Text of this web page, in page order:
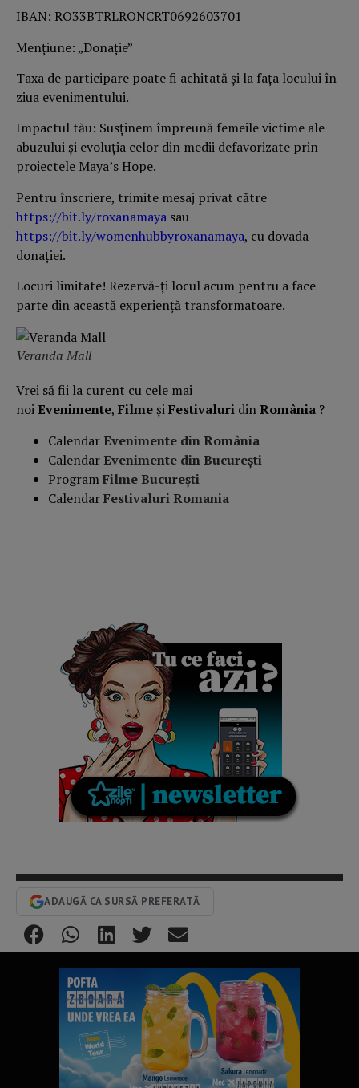
IBAN: RO33BTRLRONCRT0692603701
Mențiune: „Donație”
Taxa de participare poate fi achitată și la fața locului în
ziua evenimentului.
Impactul tău: Susținem împreună femeile victime ale
abuzului și evoluția celor din medii defavorizate prin
proiectele Maya’s Hope.
Pentru înscriere, trimite mesaj privat către
https://bit.ly/roxanamaya sau
https://bit.ly/womenhubbyroxanamaya, cu dovada
donației.
Locuri limitate! Rezervă-ți locul acum pentru a face
parte din această experiență transformatoare.
Veranda Mall
Vrei să fii la curent cu cele mai
noiEvenimente, Filme șiFestivaluri dinRomânia ?
Calendar Evenimente din România
Calendar Evenimente din București
ProgramFilme București
CalendarFestivaluri Romania
ADAUGĂ CA SURSĂ PREFERATĂ